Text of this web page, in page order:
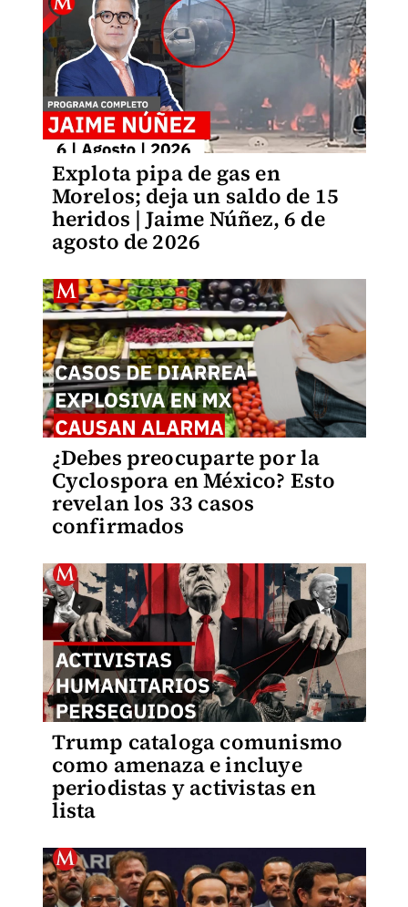
Explota pipa de gas en
Morelos; deja un saldo de 15
heridos | Jaime Núñez, 6 de
agosto de 2026
¿Debes preocuparte por la
Cyclospora en México? Esto
revelan los 33 casos
confirmados
Trump cataloga comunismo
como amenaza e incluye
periodistas y activistas en
lista